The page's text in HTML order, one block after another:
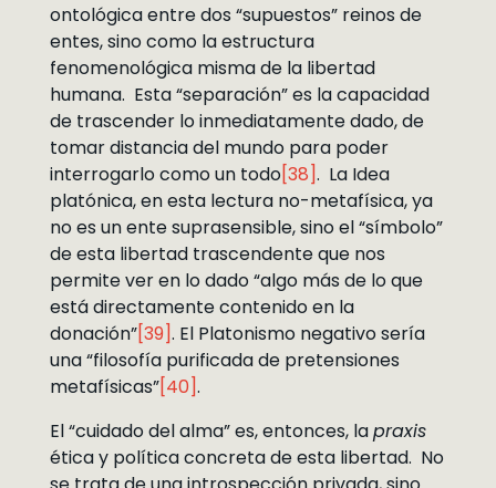
ontológica entre dos “supuestos” reinos de
entes, sino como la estructura
fenomenológica misma de la libertad
humana. Esta “separación” es la capacidad
de trascender lo inmediatamente dado, de
tomar distancia del mundo para poder
interrogarlo como un todo[38]. La Idea
platónica, en esta lectura no-metafísica, ya
no es un ente suprasensible, sino el “símbolo”
de esta libertad trascendente que nos
permite ver en lo dado “algo más de lo que
está directamente contenido en la
donación”[39]. El Platonismo negativo sería
una “filosofía purificada de pretensiones
metafísicas”[40].
El “cuidado del alma” es, entonces, lapraxis
ética y política concreta de esta libertad. No